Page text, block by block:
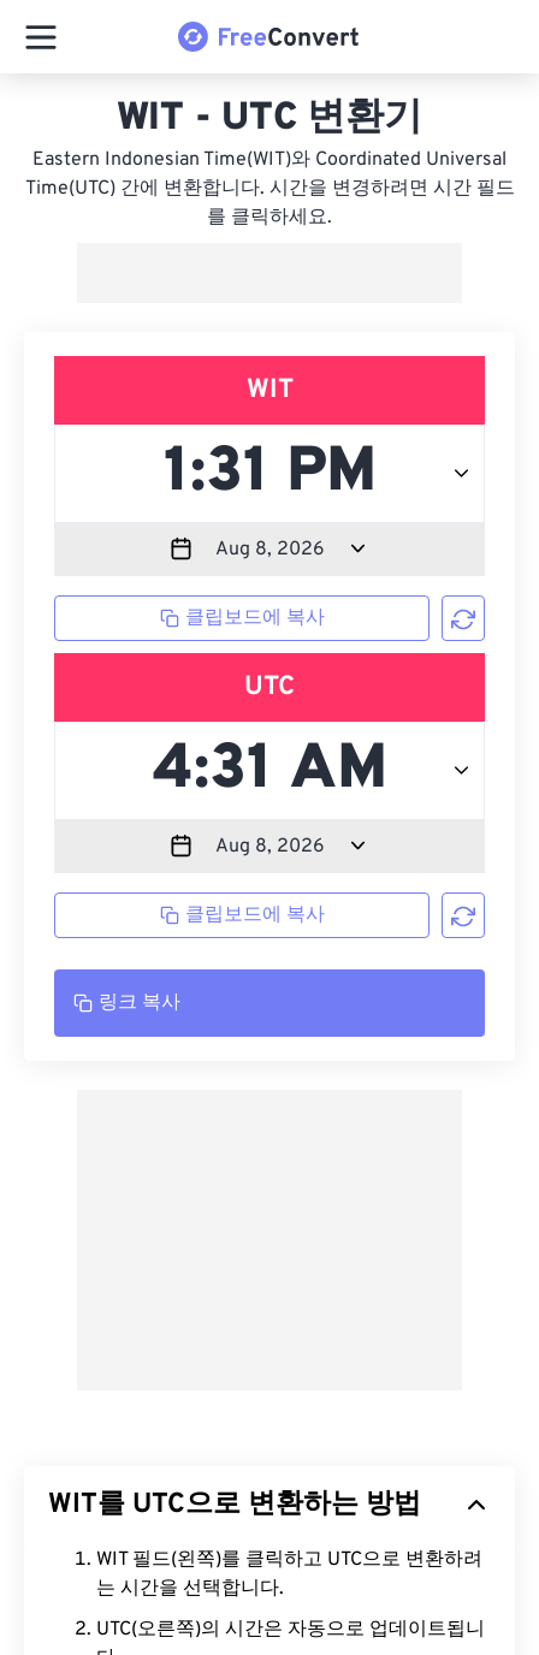
WIT - UTC 변환기
Eastern Indonesian Time(WIT)와 Coordinated Universal
Time(UTC) 간에 변환합니다. 시간을 변경하려면 시간 필드
를 클릭하세요.
WIT
클립보드에 복사
UTC
클립보드에 복사
링크 복사
WIT를 UTC으로 변환하는 방법
WIT 필드(왼쪽)를 클릭하고 UTC으로 변환하려
는 시간을 선택합니다.
UTC(오른쪽)의 시간은 자동으로 업데이트됩니